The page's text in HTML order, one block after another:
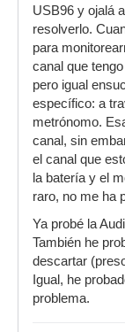
USB96 y ojalá
resolverlo.
para
canal que
pero igual
específico: a
metrónomo.
canal, sin
el canal que
la batería y el
raro, no me ha
Ya probé la
También he
descartar
Igual, he
problema.